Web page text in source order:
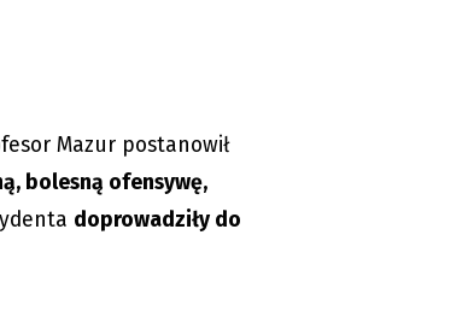
Mazur postanowił
bolesną ofensywę,
doprowadziły do